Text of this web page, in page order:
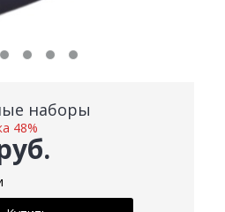
наборы
48%